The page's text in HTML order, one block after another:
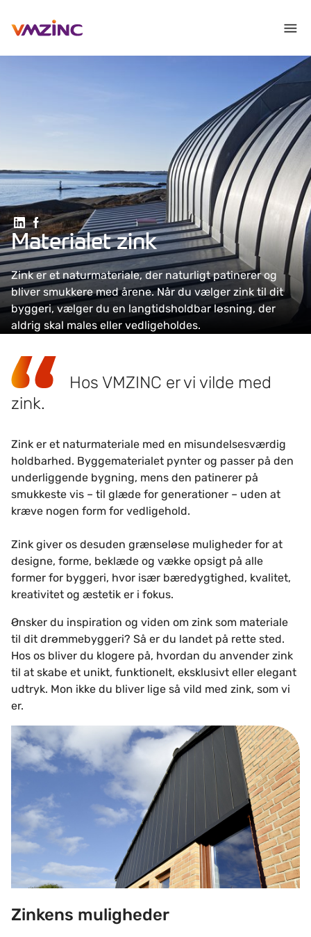
Del på Linkedin
Del på Facebook
Materialet zink
Zink er et naturmateriale, der naturligt patinerer og
bliver smukkere med årene. Når du vælger zink til dit
byggeri, vælger du en langtidsholdbar løsning, der
aldrig skal males eller vedligeholdes.
Hos VMZINC er vi vilde med
zink.
Zink er et naturmateriale med en misundelsesværdig
holdbarhed. Byggematerialet pynter og passer på den
underliggende bygning, mens den patinerer på
smukkeste vis – til glæde for generationer – uden at
kræve nogen form for vedligehold.
Zink giver os desuden grænseløse muligheder for at
designe, forme, beklæde og vække opsigt på alle
former for byggeri, hvor især bæredygtighed, kvalitet,
kreativitet og æstetik er i fokus.
Ønsker du inspiration og viden om zink som materiale
til dit drømmebyggeri? Så er du landet på rette sted.
Hos os bliver du klogere på, hvordan du anvender zink
til at skabe et unikt, funktionelt, eksklusivt eller elegant
udtryk. Mon ikke du bliver lige så vild med zink, som vi
er.
Zinkens muligheder
Zinkens muligheder